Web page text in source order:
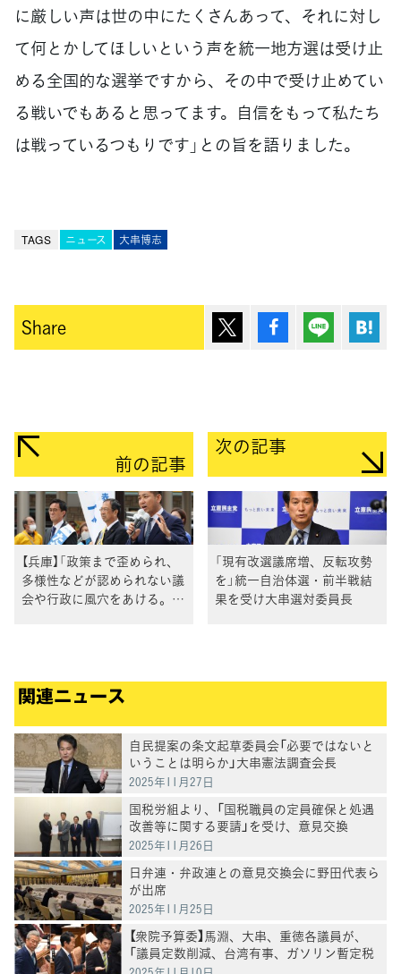
に厳しい声は世の中にたくさんあって、それに対し
て何とかしてほしいという声を統一地方選は受け止
める全国的な選挙ですから、その中で受け止めてい
る戦いでもあると思ってます。自信をもって私たち
は戦っているつもりです」との旨を語りました。
TAGS ニュース 大串博志
Share ポスト シェア Lineで送
前の記事
【兵庫】「政策まで歪められ、
多様性などが認められない議
会や行政に風穴をあける。こ
次の記事
「現有改選議席増、反転攻勢
を」統一自治体選・前半戦結
果を受け大串選対委員長
関連ニュース
自民提案の条文起草委員会「必要ではないと
いうことは明らか」大串憲法調査会長
2025年11月27日
国税労組より、「国税職員の定員確保と処遇
改善等に関する要請」を受け、意見交換
2025年11月26日
日弁連・弁政連との意見交換会に野田代表ら
が出席
2025年11月25日
【衆院予算委】馬淵、大串、重徳各議員が、
「議員定数削減、台湾有事、ガソリン暫定税
率廃止」などについて質問